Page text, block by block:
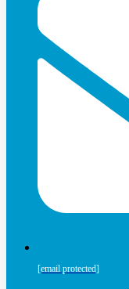
[email protected]